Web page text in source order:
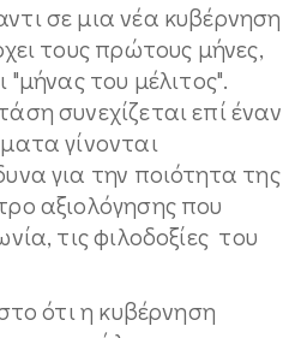
σε μια νέα κυβέρνηση
τους πρώτους μήνες,
"μήνας του μέλιτος".
συνεχίζεται επί έναν
γίνονται
για την ποιότητα της
αξιολόγησης που
τις φιλοδοξίες του
ότι η κυβέρνηση